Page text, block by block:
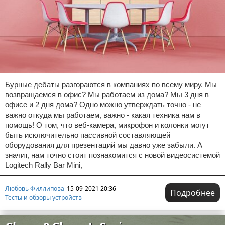
Бурные дебаты разгораются в компаниях по всему миру. Мы
возвращаемся в офис? Мы работаем из дома? Мы 3 дня в
офисе и 2 дня дома? Одно можно утверждать точно - не
важно откуда мы работаем, важно - какая техника нам в
помощь! О том, что веб-камера, микрофон и колонки могут
быть исключительно пассивной составляющей
оборудования для презентаций мы давно уже забыли. А
значит, нам точно стоит познакомится с новой видеосистемой
Logitech Rally Bar Mini,
Любовь Филлипова 15-09-2021 20:36
Тесты и обзоры устройств
Подробнее